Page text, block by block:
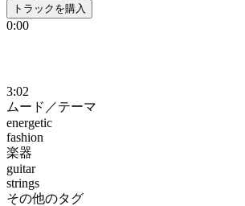
トラックを購入
0:00
3:02
ムード／テーマ
energetic
fashion
楽器
guitar
strings
その他のタグ